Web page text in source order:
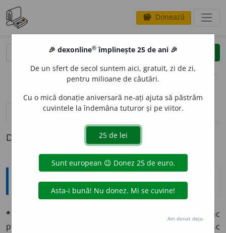
savings Donează
clear
opțiuni
definiții (1)
Definiția cu ID-ul 691295:
Explicative DEX
*paralizéz
paralizie). Fac
paralitic, lovesc cu paralizia.
Neutralizez, nimicesc
🎉 dexonline® împlinește 25 de ani 🎉
De un sfert de secol suntem aici, gratuit, zi de zi,
pentru milioane de căutări.
Cu o mică donație aniversară ne-ați ajuta să păstrăm
cuvintele la îndemâna tuturor și pe viitor.
Am donat deja.